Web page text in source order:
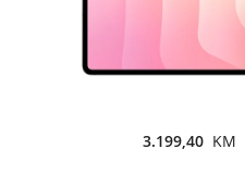
3.199,40 KM